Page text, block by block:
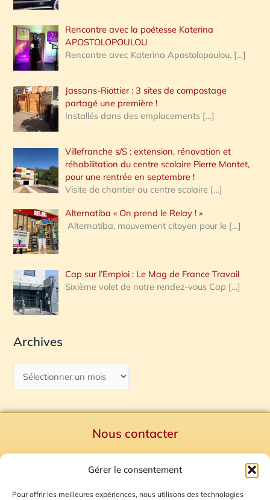
Gérer le consentement
Pour offrir les meilleures expériences, nous utilisons des technologies
Rencontre avec la poétesse Katerina
APOSTOLOPOULOU
Rencontre avec Katerina Apostolopoulou, […]
Jassans-Riottier : 3 sites de compostage
partagé une première !
Installés dans des emplacements […]
Villefranche s/S : extension, rénovation et
réhabilitation du centre scolaire Pierre Montet,
pour une rentrée en septembre !
Visite de chantier au centre scolaire […]
Alternatiba « On prend le Relay ! »
Alternatiba, mouvement citoyen pour le […]
Cap sur l’Emploi : Le Mag de France Travail
Sixième volet de notre rendez-vous Cap […]
Archives
Nous contacter
Mentions Légales
Plan du site